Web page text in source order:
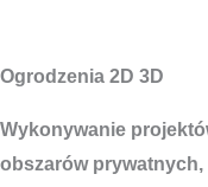
Ogrodzenia 2D 3D
Wykonywanie
obszarów prywatnych,